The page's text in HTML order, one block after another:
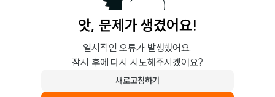
앗, 문제가 생겼어요!
일시적인 오류가 발생했어요.
잠시 후에 다시 시도해주시겠어요?
새로고침하기